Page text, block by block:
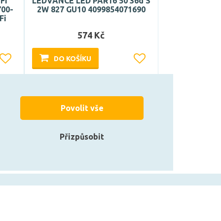
2W 827 GU10 4099854071690
574 Kč
DO KOŠÍKU
Přizpůsobit
Povolit vše